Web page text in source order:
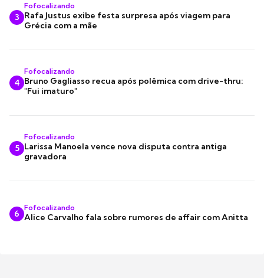
3
Fofocalizando
Rafa Justus exibe festa surpresa após viagem para
Grécia com a mãe
4
Fofocalizando
Bruno Gagliasso recua após polêmica com drive-thru:
"Fui imaturo"
5
Fofocalizando
Larissa Manoela vence nova disputa contra antiga
gravadora
6
Fofocalizando
Alice Carvalho fala sobre rumores de affair com Anitta